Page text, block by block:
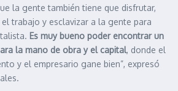
la gente también tiene que disfrutar,
trabajo y esclavizar a la gente para
Es muy bueno poder encontrar un
la mano de obra y el capital, donde el
y el empresario gane bien”, expresó